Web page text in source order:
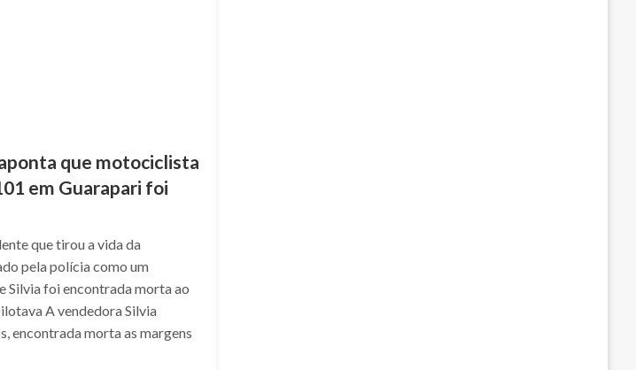
que motociclista
em Guarapari foi
que tirou a vida da
pela polícia como um
Silvia foi encontrada morta ao
A vendedora Silvia
encontrada morta as margens